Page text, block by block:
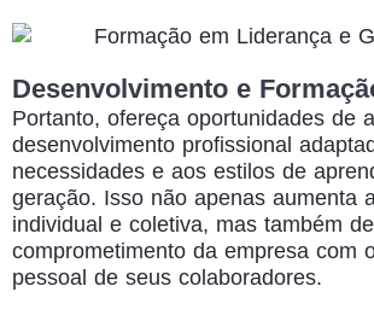
Desenvolvimento e
Portanto, ofereça oportunidades de
desenvolvimento profissional
necessidades e aos estilos de
geração. Isso não apenas aumenta
individual e coletiva, mas também
comprometimento da empresa com
pessoal de seus colaboradores.